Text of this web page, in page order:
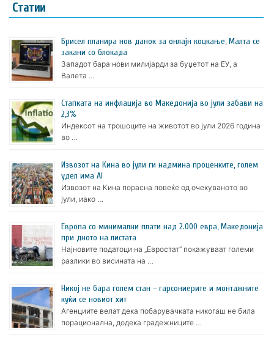
Статии
Брисел планира нов данок за онлајн коцкање, Малта се
закани со блокада
Западот бара нови милијарди за буџетот на ЕУ, а
Валета …
Стапката на инфлација во Македонија во јули забави на
2,3%
Индексот на трошоците на животот во јули 2026 година
во …
Извозот на Кина во јули ги надмина проценките, голем
удел има AI
Извозот на Кина порасна повеќе од очекуваното во
јули, иако …
Европа со минимални плати над 2.000 евра, Македонија
при дното на листата
Најновите податоци на „Евростат“ покажуваат големи
разлики во висината на …
Никој не бара голем стан – гарсониерите и монтажните
куќи се новиот хит
Агенциите велат дека побарувачката никогаш не била
порационална, додека градежниците …